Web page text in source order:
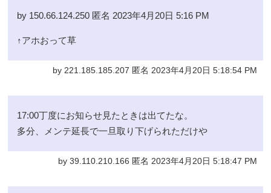
by 150.66.124.250 匿名 2023年4月20日 5:16 PM
↑アホおって草
by 221.185.185.207 匿名 2023年4月20日 5:18:54 PM
17:00丁度にお知らせ見たときは出てたな。
多分、メンテ延長で一旦取り下げられただけや
by 39.110.210.166 匿名 2023年4月20日 5:18:47 PM